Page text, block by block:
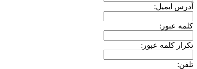
آدرس ایمیل:
کلمه عبور:
تکرار کلمه عبور:
تلفن: